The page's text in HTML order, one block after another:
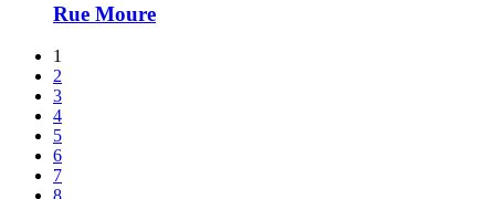
Rue Moure
1
2
3
4
5
6
7